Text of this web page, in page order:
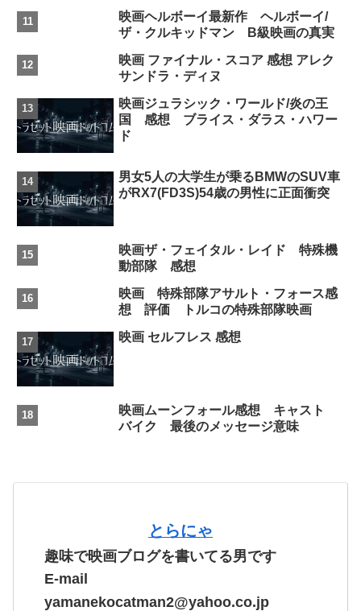
映画ヘルボーイ最新作 ヘルボーイ/
ザ・クルキッドマン B級映画の真実
映画 ファイナル・スコア 感想 アレク
サンドラ・ディヌ
映画ジュラシック・ワールド/炎の王
国 感想 ブライス・ダラス・ハワー
ド
男女5人の大学生が乗るBMWのSUV車
がRX7(FD3S)54歳の男性に正面衝突
映画ザ・フェイタル・レイド 特殊機
動部隊 感想
映画 特殊部隊アサルト・フォース感
想 評価 トルコの特殊部隊映画
映画 セルフレス 感想
映画ムーンフォール感想 キャスト
バイク 最後のメッセージ意味
とらにゃ
趣味で映画ブログを書いてる男です
E-mail
yamanekocatman2@yahoo.co.jp